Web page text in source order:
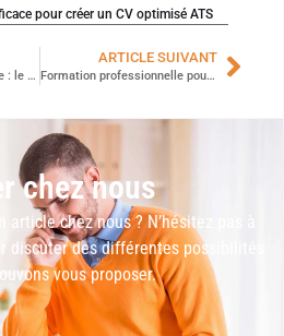
pour créer un CV optimisé ATS
Maîtriser le dépôt en ligne : le FIF PL simplifie votre formation
ARTICLE SUIVANT
Formation professionnelle pour devenir conseiller en relation client à distance
chez nous
chez nous ? N’hésitez pas à
discuter des différentes possibilités
vous proposer.